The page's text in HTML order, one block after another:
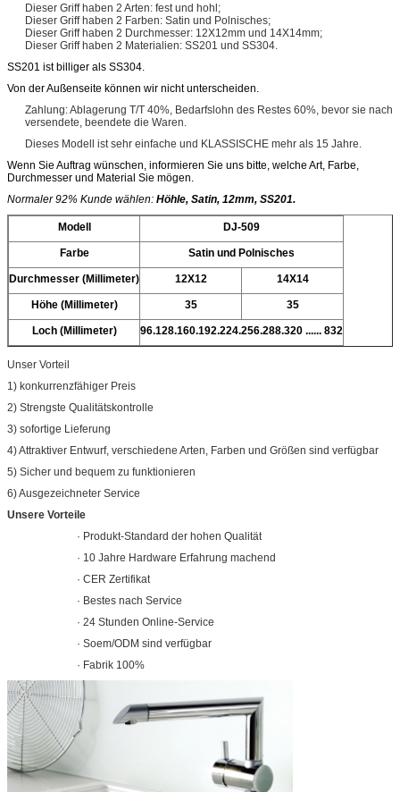
Dieser Griff haben 2 Arten: fest und hohl;
Dieser Griff haben 2 Farben: Satin und Polnisches;
Dieser Griff haben 2 Durchmesser: 12X12mm und 14X14mm;
Dieser Griff haben 2 Materialien: SS201 und SS304.
SS201 ist billiger als SS304.
Von der Außenseite können wir nicht unterscheiden.
Zahlung: Ablagerung T/T 40%, Bedarfslohn des Restes 60%, bevor sie nach
versendete, beendete die Waren.
Dieses Modell ist sehr einfache und KLASSISCHE mehr als 15 Jahre.
Wenn Sie Auftrag wünschen, informieren Sie uns bitte, welche Art, Farbe,
Durchmesser und Material Sie mögen.
Normaler 92% Kunde wählen: Höhle, Satin, 12mm, SS201.
Modell DJ-509
Farbe Satin und Polnisches
Durchmesser (Millimeter) 12X12 14X14
Höhe (Millimeter) 35 35
Loch (Millimeter) 96.128.160.192.224.256.288.320 ...... 832
Unser Vorteil
1) konkurrenzfähiger Preis
2) Strengste Qualitätskontrolle
3) sofortige Lieferung
4) Attraktiver Entwurf, verschiedene Arten, Farben und Größen sind verfügbar
5) Sicher und bequem zu funktionieren
6) Ausgezeichneter Service
Unsere Vorteile
· Produkt-Standard der hohen Qualität
· 10 Jahre Hardware Erfahrung machend
· CER Zertifikat
· Bestes nach Service
· 24 Stunden Online-Service
· Soem/ODM sind verfügbar
· Fabrik 100%